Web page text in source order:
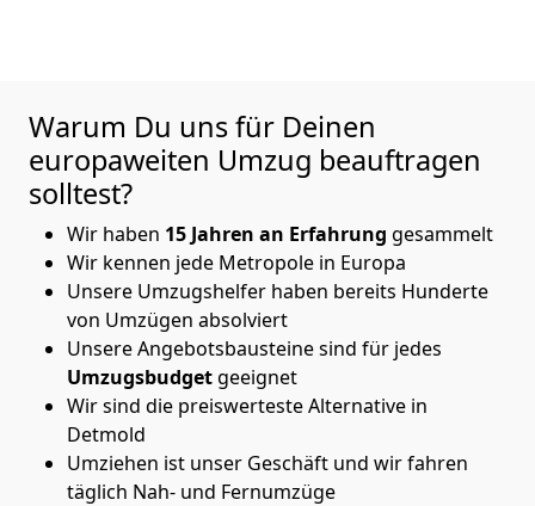
Warum Du uns für Deinen
europaweiten Umzug beauftragen
solltest?
Wir haben 15 Jahren an Erfahrung gesammelt
Wir kennen jede Metropole in Europa
Unsere Umzugshelfer haben bereits Hunderte
von Umzügen absolviert
Unsere Angebotsbausteine sind für jedes
Umzugsbudgetgeeignet
Wir sind die preiswerteste Alternative in
Detmold
Umziehen ist unser Geschäft und wir fahren
täglich Nah- und Fernumzüge